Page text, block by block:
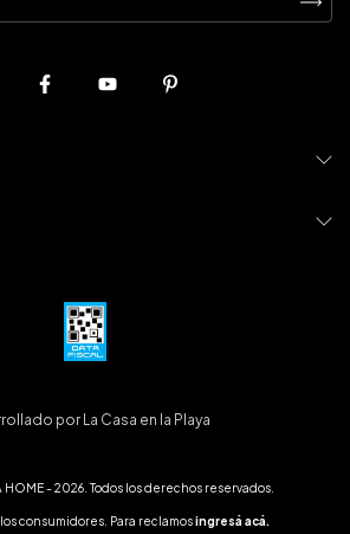
por La Casa en la Playa
- 2026. Todos los derechos reservados.
consumidores. Para reclamosingresá acá.